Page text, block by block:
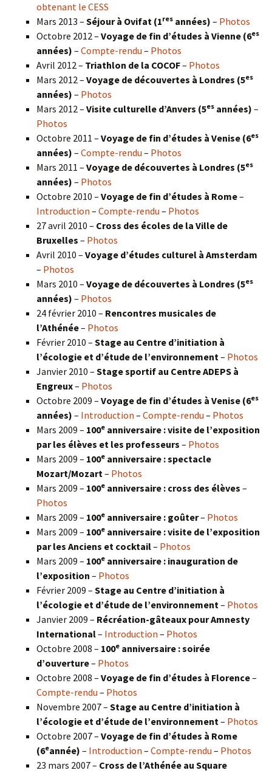
obtenant le CESS
Mars 2013 – Séjour à Ovifat (1res années) – Photos
Octobre 2012 – Voyage de fin d’études à Vienne (6es
années) – Compte-rendu – Photos
Avril 2012 – Triathlon de la COCOF– Photos
Mars 2012 – Voyage de découvertes à Londres (5es
années) – Photos
Mars 2012 – Visite culturelle d’Anvers (5es années) –
Photos
Octobre 2011 – Voyage de fin d’études à Venise (6es
années) – Compte-rendu – Photos
Mars 2011 – Voyage de découvertes à Londres (5es
années) – Photos
Octobre 2010 – Voyage de fin d’études à Rome–
Introduction – Compte-rendu – Photos
27 avril 2010 – Cross des écoles de la Ville de
Bruxelles – Photos
Avril 2010 – Voyage d’études culturel à Amsterdam
– Photos
Mars 2010 – Voyage de découvertes à Londres (5es
années) – Photos
24 février 2010 – Rencontres musicales de
l’Athénée– Photos
Février 2010 – Stage au Centre d’initiation à
l’écologie et d’étude de l’environnement– Photos
Janvier 2010 – Stage sportif au Centre ADEPS à
Engreux– Photos
Octobre 2009 – Voyage de fin d’études à Venise (6es
années) – Introduction – Compte-rendu – Photos
Mars 2009 – 100e anniversaire : visite de l’exposition
par les élèves et les professeurs – Photos
Mars 2009 – 100e anniversaire : spectacle
Mozart/Mozart– Photos
Mars 2009 – 100e anniversaire : cross des élèves –
Photos
Mars 2009 – 100e anniversaire : goûter– Photos
Mars 2009 – 100e anniversaire : visite de l’exposition
par les Anciens et cocktail– Photos
Mars 2009 – 100e anniversaire : inauguration de
l’exposition – Photos
Février 2009 – Stage au Centre d’initiation à
l’écologie et d’étude de l’environnement– Photos
Janvier 2009 – Récréation-gâteaux pour Amnesty
International– Introduction – Photos
Octobre 2008 – 100e anniversaire : soirée
d’ouverture– Photos
Octobre 2008 – Voyage de fin d’études à Florence–
Compte-rendu – Photos
Novembre 2007 – Stage au Centre d’initiation à
l’écologie et d’étude de l’environnement– Photos
Octobre 2007 – Voyage de fin d’études à Rome
(6eannée) – Introduction – Compte-rendu – Photos
23 mars 2007 – Cross de l’Athénée au Square